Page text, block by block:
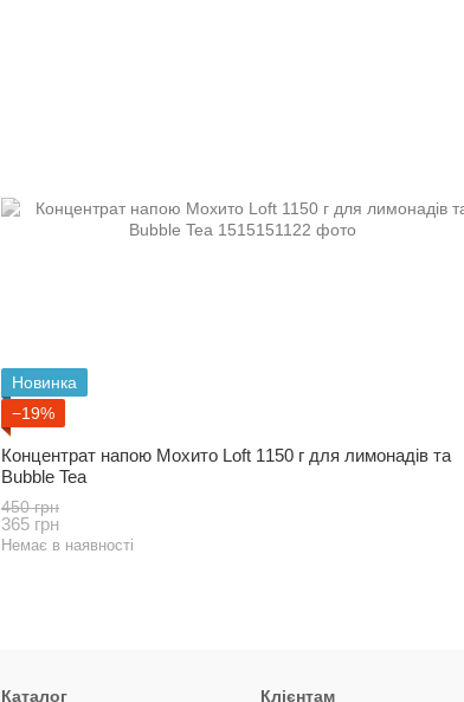
Новинка
−19%
Концентрат напою Мохито Loft 1150 г для лимонадів та
Bubble Tea
450 грн
365 грн
Немає в наявності
Каталог Клієнтам